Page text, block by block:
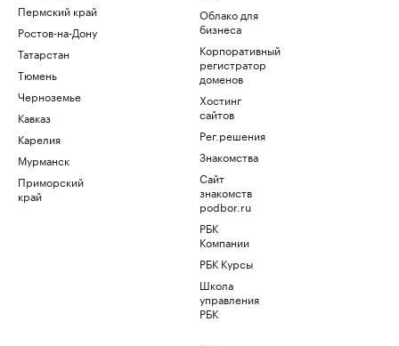
Пермский край
Ростов-на-Дону
Татарстан
Тюмень
Черноземье
Кавказ
Карелия
Мурманск
Приморский
край
Облако для
бизнеса
Корпоративный
регистратор
доменов
Хостинг
сайтов
Рег.решения
Знакомства
Сайт
знакомств
podbor.ru
РБК
Компании
РБК Курсы
Школа
управления
РБК